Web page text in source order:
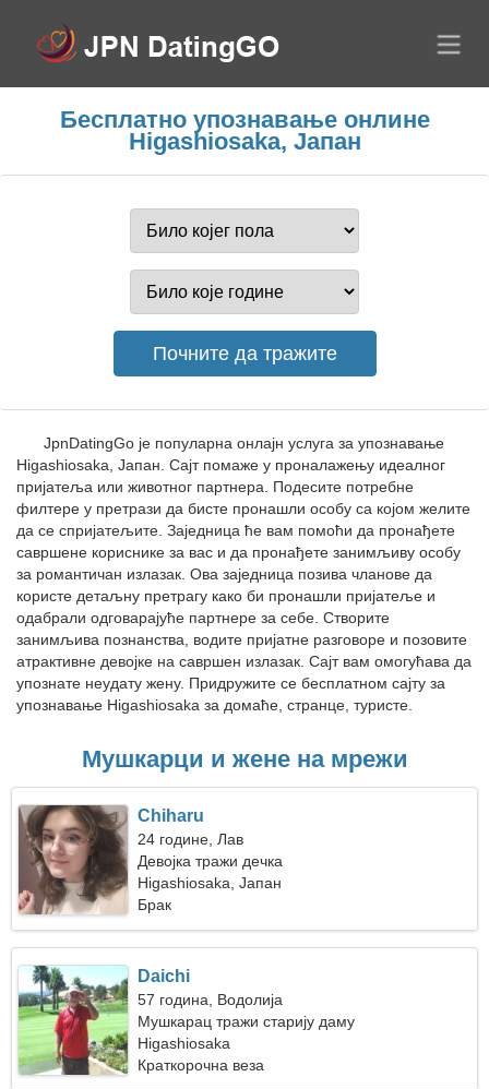
Бесплатно упознавање онлине
Higashiosaka, Јапан
JpnDatingGo је популарна онлајн услуга за упознавање
Higashiosaka, Јапан. Сајт помаже у проналажењу идеалног
пријатеља или животног партнера. Подесите потребне
филтере у претрази да бисте пронашли особу са којом желите
да се спријатељите. Заједница ће вам помоћи да пронађете
савршене кориснике за вас и да пронађете занимљиву особу
за романтичан излазак. Ова заједница позива чланове да
користе детаљну претрагу како би пронашли пријатеље и
одабрали одговарајуће партнере за себе. Створите
занимљива познанства, водите пријатне разговоре и позовите
атрактивне девојке на савршен излазак. Сајт вам омогућава да
упознате неудату жену. Придружите се бесплатном сајту за
упознавање Higashiosaka за домаће, странце, туристе.
Мушкарци и жене на мрежи
Chiharu
24 године, Лав
Девојка тражи дечка
Higashiosaka, Јапан
Брак
Daichi
57 година, Водолија
Мушкарац тражи старију даму
Higashiosaka
Краткорочна веза